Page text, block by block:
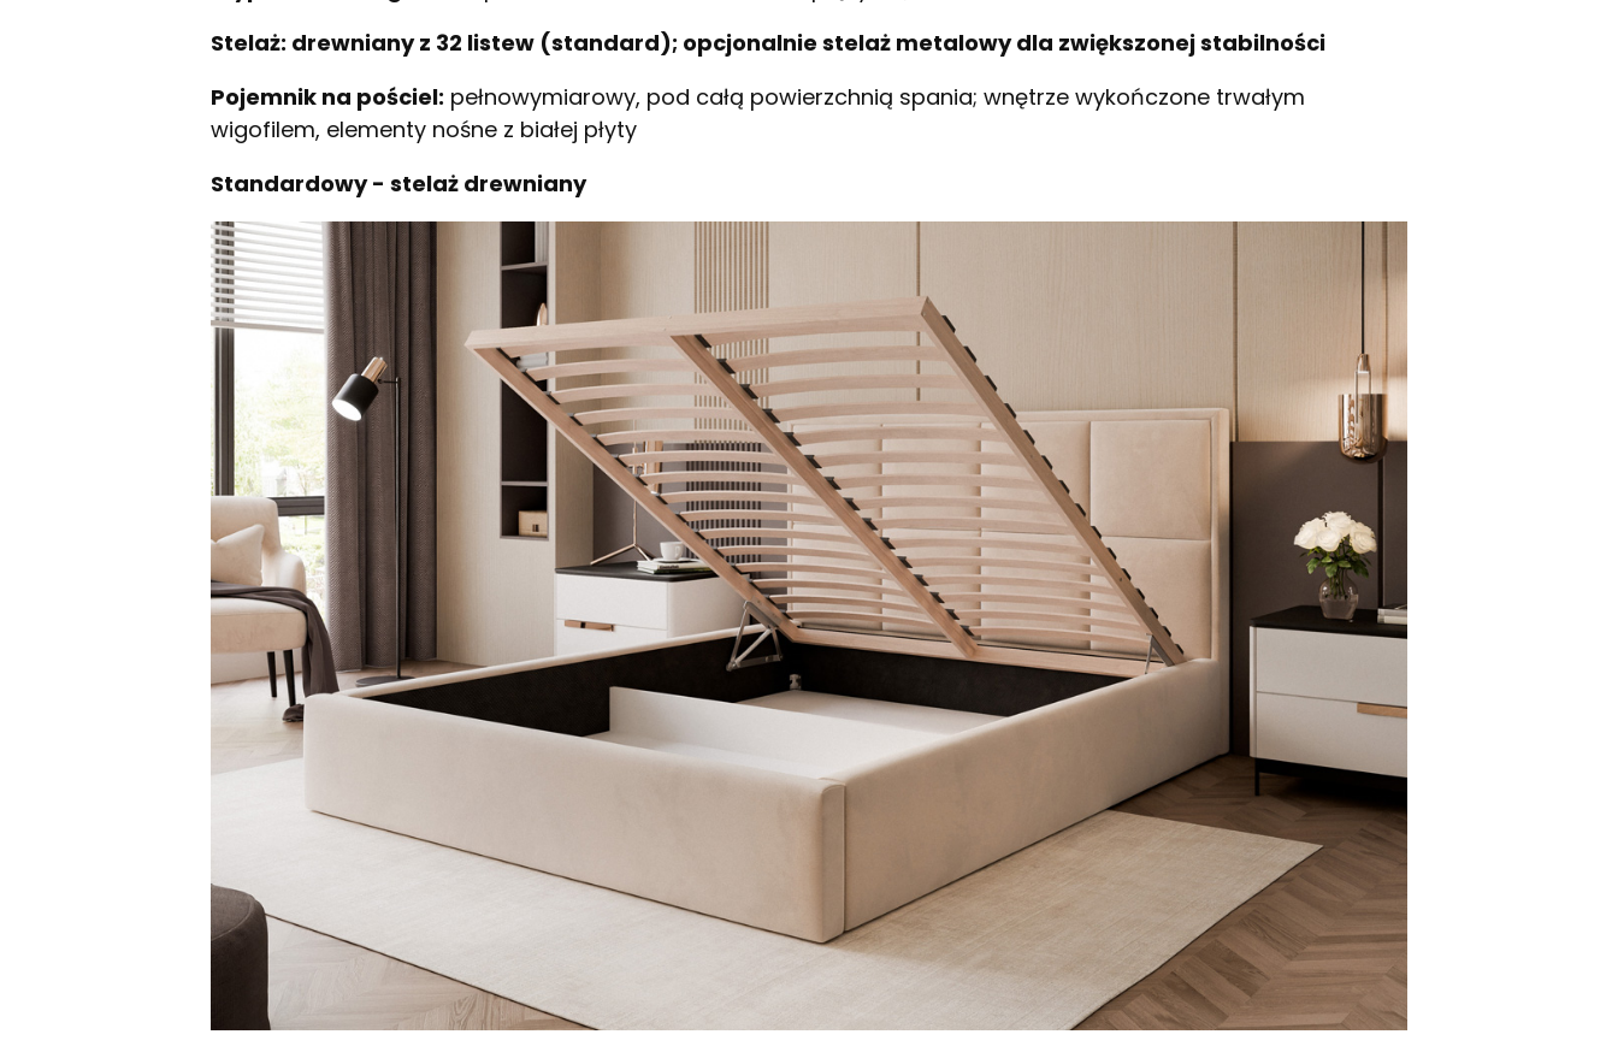
Stelaż: drewniany z 32 listew (standard); opcjonalnie stelaż metalowy dla zwiększonej stabilności
Pojemnik na pościel: pełnowymiarowy, pod całą powierzchnią spania; wnętrze wykończone trwałym
wigofilem, elementy nośne z białej płyty
Standardowy - stelaż drewniany